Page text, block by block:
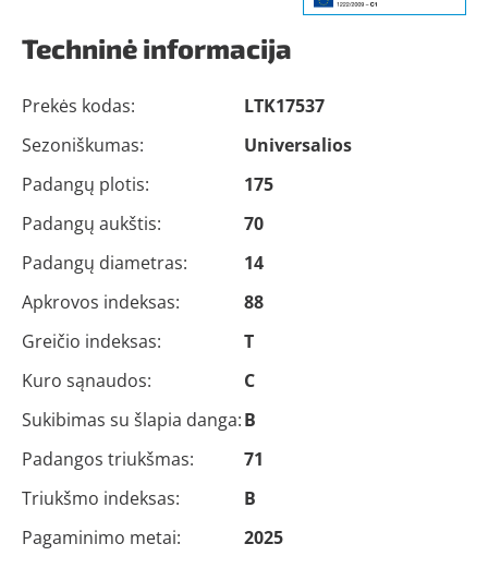
Techninė informacija
Prekės kodas:
LTK17537
Sezoniškumas:
Universalios
Padangų plotis:
175
Padangų aukštis:
70
Padangų diametras:
14
Apkrovos indeksas:
88
Greičio indeksas:
T
Kuro sąnaudos:
C
Sukibimas su šlapia danga:B
Padangos triukšmas:
71
Triukšmo indeksas:
B
Pagaminimo metai:
2025